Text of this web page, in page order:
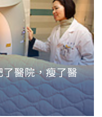
醫院，瘦了醫